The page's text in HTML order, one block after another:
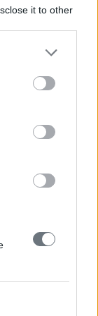
it to other